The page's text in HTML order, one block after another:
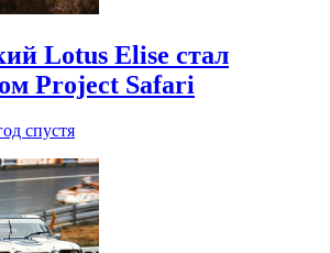
Lotus Elise стал
Project Safari
спустя